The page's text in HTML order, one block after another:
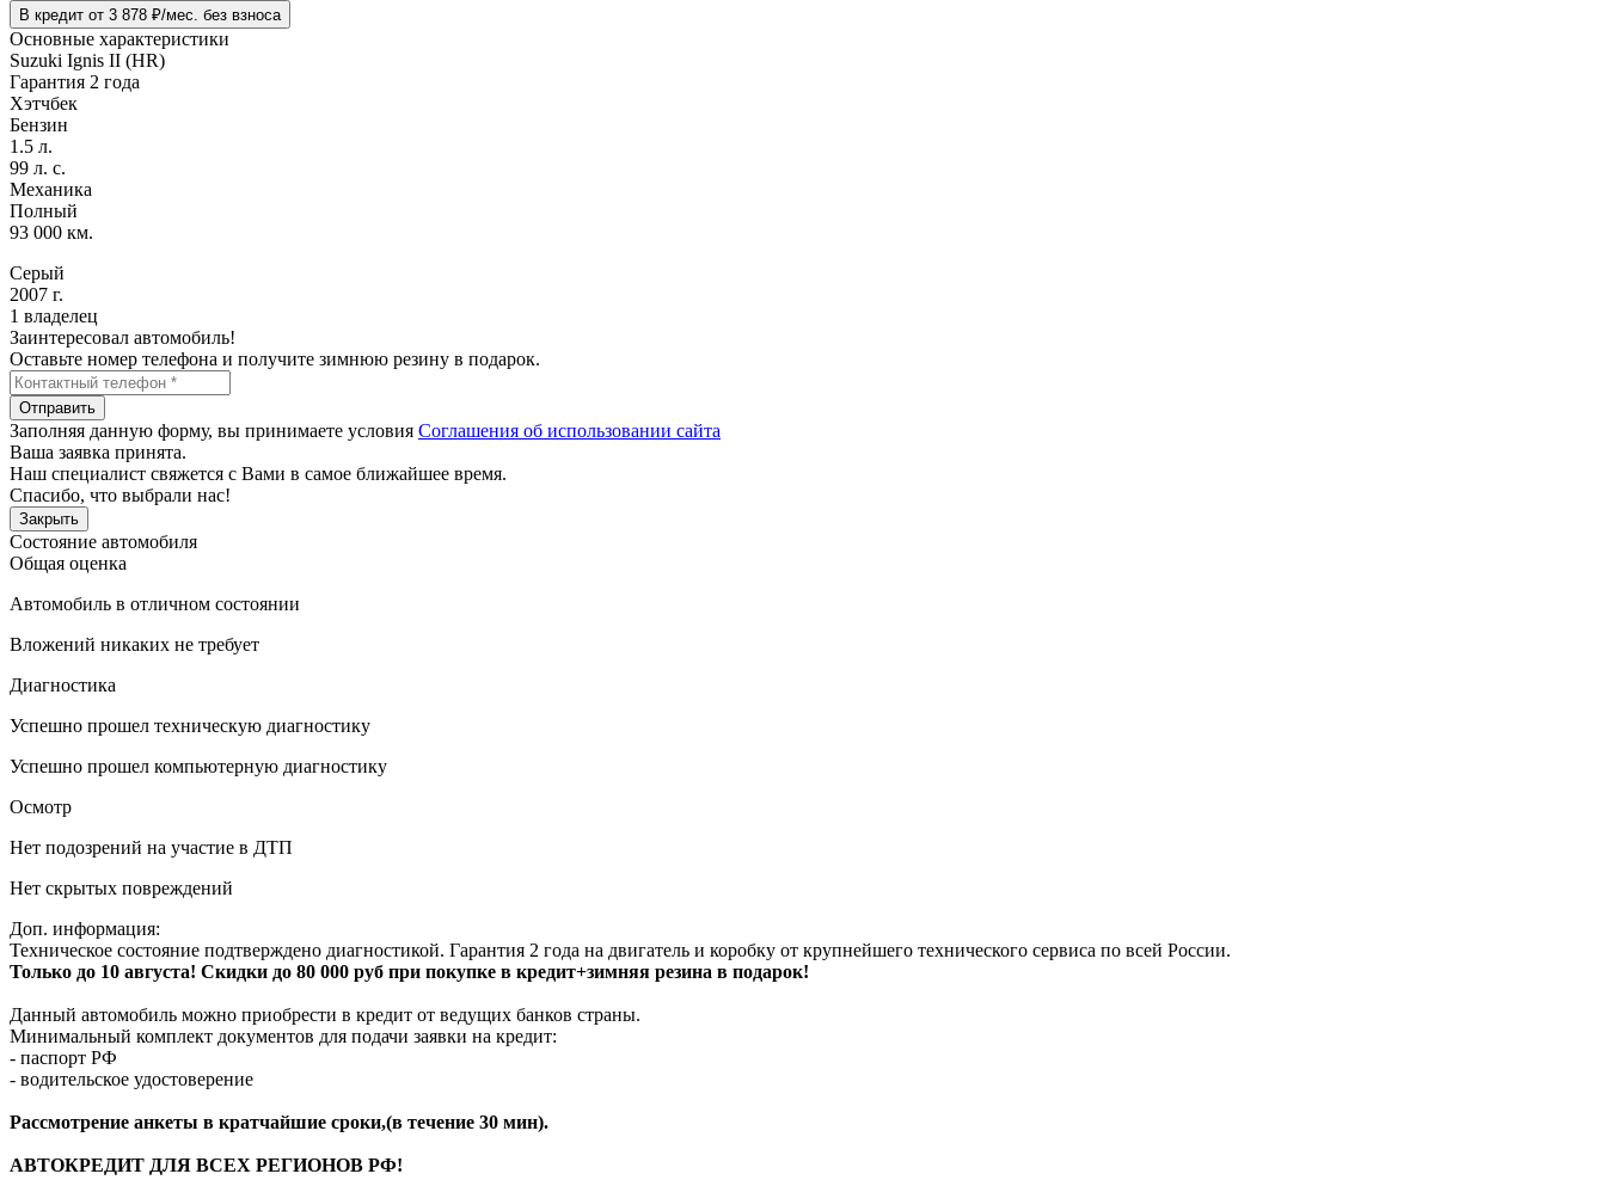
В кредит от 3 878 ₽/мес. без взноса
Основные характеристики
Suzuki Ignis II (HR)
Гарантия 2 года
Хэтчбек
Бензин
1.5 л.
99 л. с.
Механика
Полный
93 000 км.
Серый
2007 г.
1 владелец
Заинтересовал автомобиль!
Оставьте номер телефона и получите зимнюю резину в подарок.
Отправить
Заполняя данную форму, вы принимаете условия Соглашения об использовании сайта
Ваша заявка принята.
Наш специалист свяжется с Вами в самое ближайшее время.
Спасибо, что выбрали нас!
Закрыть
Состояние автомобиля
Общая оценка
Автомобиль в отличном состоянии
Вложений никаких не требует
Диагностика
Успешно прошел техническую диагностику
Успешно прошел компьютерную диагностику
Осмотр
Нет подозрений на участие в ДТП
Нет скрытых повреждений
Доп. информация:
Техническое состояние подтверждено диагностикой. Гарантия 2 года на двигатель и коробку от крупнейшего технического сервиса по всей России.
Только до 10 августа! Скидки до 80 000 руб при покупке в кредит+зимняя резина в подарок!
Данный автомобиль можно приобрести в кредит от ведущих банков страны.
Минимальный комплект документов для подачи заявки на кредит:
- паспорт РФ
- водительское удостоверение
Рассмотрение анкеты в кратчайшие сроки,(в течение 30 мин).
АВТОКРЕДИТ ДЛЯ ВСЕХ РЕГИОНОВ РФ!